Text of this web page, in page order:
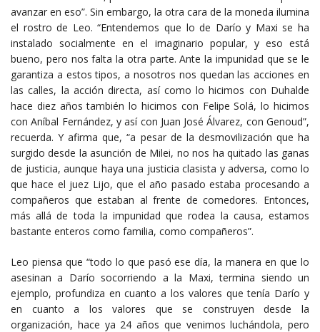
avanzar en eso”. Sin embargo, la otra cara de la moneda ilumina
el rostro de Leo. “Entendemos que lo de Darío y Maxi se ha
instalado socialmente en el imaginario popular, y eso está
bueno, pero nos falta la otra parte. Ante la impunidad que se le
garantiza a estos tipos, a nosotros nos quedan las acciones en
las calles, la acción directa, así como lo hicimos con Duhalde
hace diez años también lo hicimos con Felipe Solá, lo hicimos
con Aníbal Fernández, y así con Juan José Álvarez, con Genoud”,
recuerda. Y afirma que, “a pesar de la desmovilización que ha
surgido desde la asunción de Milei, no nos ha quitado las ganas
de justicia, aunque haya una justicia clasista y adversa, como lo
que hace el juez Lijo, que el año pasado estaba procesando a
compañeros que estaban al frente de comedores. Entonces,
más allá de toda la impunidad que rodea la causa, estamos
bastante enteros como familia, como compañeros”.
Leo piensa que “todo lo que pasó ese día, la manera en que lo
asesinan a Darío socorriendo a la Maxi, termina siendo un
ejemplo, profundiza en cuanto a los valores que tenía Darío y
en cuanto a los valores que se construyen desde la
organización, hace ya 24 años que venimos luchándola, pero